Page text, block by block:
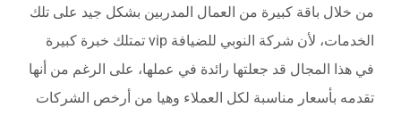
من خلال باقة كبيرة من العمال المدربين بشكل جيد على تلك
الخدمات، لأن شركة النوبي للضيافة vip تمتلك خبرة كبيرة
في هذا المجال قد جعلتها رائدة في عملها، على الرغم من أنها
تقدمه بأسعار مناسبة لكل العملاء وهيا من أرخص الشركات